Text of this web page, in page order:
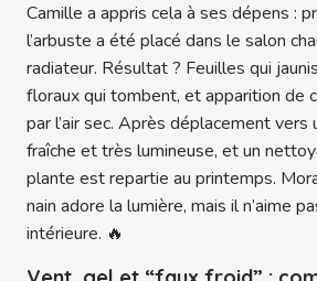
Camille a appris cela à ses dépens :
l’arbuste a été placé dans le salon
radiateur. Résultat ? Feuilles qui
floraux qui tombent, et apparition de
par l’air sec. Après déplacement vers
fraîche et très lumineuse, et un
plante est repartie au printemps.
nain adore la lumière, mais il n’aime
intérieure. 🔥